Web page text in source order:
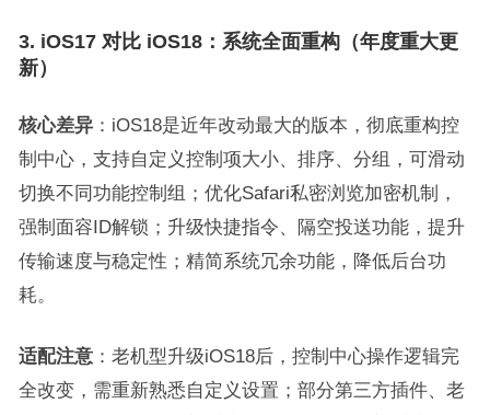
3. iOS17 对比 iOS18：系统全面重构（年度重大更
新）
核心差异：iOS18是近年改动最大的版本，彻底重构控
制中心，支持自定义控制项大小、排序、分组，可滑动
切换不同功能控制组；优化Safari私密浏览加密机制，
强制面容ID解锁；升级快捷指令、隔空投送功能，提升
传输速度与稳定性；精简系统冗余功能，降低后台功
耗。
适配注意：老机型升级iOS18后，控制中心操作逻辑完
全改变，需重新熟悉自定义设置；部分第三方插件、老